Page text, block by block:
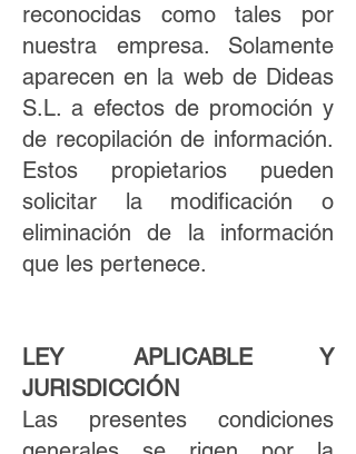
reconocidas como tales por
nuestra empresa. Solamente
aparecen en la web de Dideas
S.L. a efectos de promoción y
de recopilación de información.
Estos propietarios pueden
solicitar la modificación o
eliminación de la información
que les pertenece.
LEY APLICABLE Y
JURISDICCIÓN
Las presentes condiciones